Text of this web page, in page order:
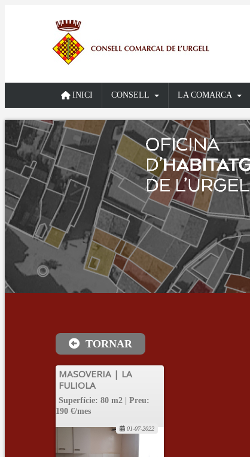
INICI CONSELL LA COMARCA
TORNAR
MASOVERIA | LA
FULIOLA
Superfície: 80 m2 | Preu:
190 €/mes
01-07-2022